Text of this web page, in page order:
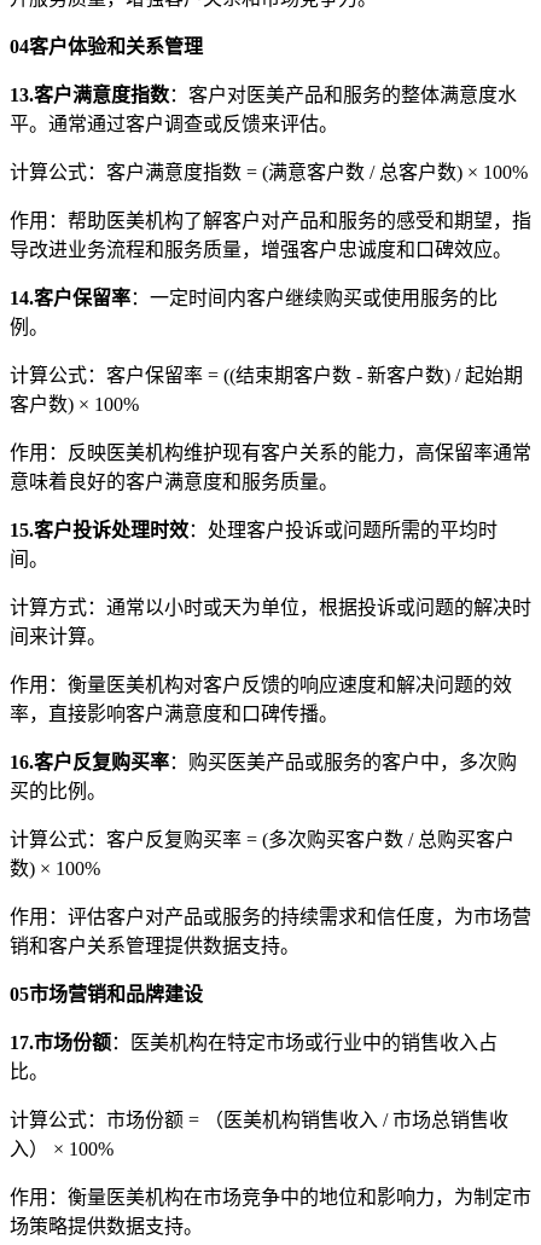
04客户体验和关系管理
13.客户满意度指数：客户对医美产品和服务的整体满意度水
平。通常通过客户调查或反馈来评估。
计算公式：客户满意度指数 = (满意客户数 / 总客户数) × 100%
作用：帮助医美机构了解客户对产品和服务的感受和期望，指
导改进业务流程和服务质量，增强客户忠诚度和口碑效应。
14.客户保留率：一定时间内客户继续购买或使用服务的比
例。
计算公式：客户保留率 = ((结束期客户数 - 新客户数) / 起始期
客户数) × 100%
作用：反映医美机构维护现有客户关系的能力，高保留率通常
意味着良好的客户满意度和服务质量。
15.客户投诉处理时效：处理客户投诉或问题所需的平均时
间。
计算方式：通常以小时或天为单位，根据投诉或问题的解决时
间来计算。
作用：衡量医美机构对客户反馈的响应速度和解决问题的效
率，直接影响客户满意度和口碑传播。
16.客户反复购买率：购买医美产品或服务的客户中，多次购
买的比例。
计算公式：客户反复购买率 = (多次购买客户数 / 总购买客户
数) × 100%
作用：评估客户对产品或服务的持续需求和信任度，为市场营
销和客户关系管理提供数据支持。
05市场营销和品牌建设
17.市场份额：医美机构在特定市场或行业中的销售收入占
比。
计算公式：市场份额 = （医美机构销售收入 / 市场总销售收
入） × 100%
作用：衡量医美机构在市场竞争中的地位和影响力，为制定市
场策略提供数据支持。